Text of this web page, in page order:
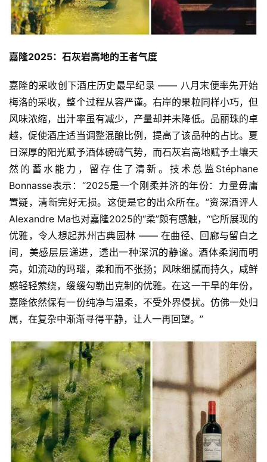
首
嘉隆2025：石灰岩高地的王者气度
嘉隆的采收创下酒庄历史最早纪录 —— 八月末便率先开始
梅洛的采收，整个过程从容严谨。右岸的果粒同样小巧，但
风味浓缩，出汁率虽有减少，产量却并未降低。品丽珠的卓
越，促使酒庄适当调整混酿比例，提高了该品种的占比。夏
日深厚的阳光赋予酒体磅礴气势，而石灰岩高地赋予土壤天
然的蓄水能力，留存住了清新。技术总监Stéphane
Bonnasse表示：“2025是一个刚柔并济的年份：力量毋庸
置疑，清新完好无损。这便是它的出众所在。”资深酒评人
Alexandre Ma也对嘉隆2025的“柔”颇有感触，“它所展现的
优雅，令人想起苏州古典园林 —— 在曲径、回廊与留白之
间，美感层层递进，透出一种深沉的静谧。酒体柔润而明
亮，如流动的玛瑙，柔和而不张扬；风味细腻而持久，咸鲜
感轻轻萦绕，缓缓勾勒出克制的优雅。在这一干旱的年份，
嘉隆依然保有一份纯净与温柔，不受外界侵扰。仿佛一处归
属，在复杂中渐渐寻得平静，让人一再回望。”